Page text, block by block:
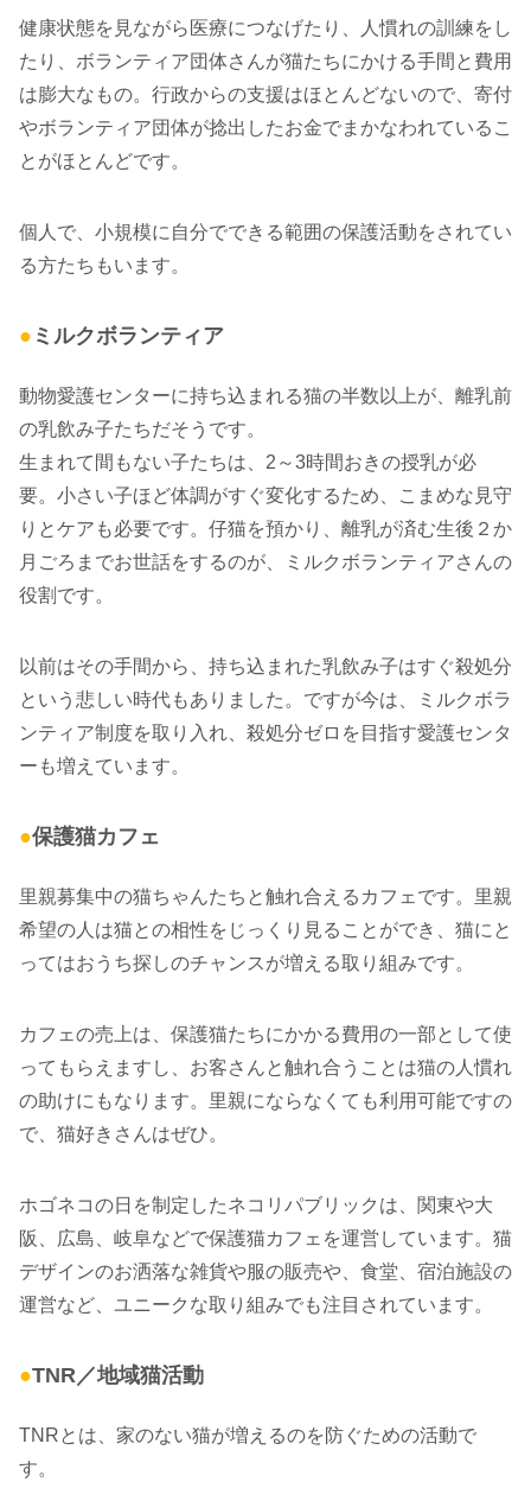
健康状態を見ながら医療につなげたり、人慣れの訓練をし
たり、ボランティア団体さんが猫たちにかける手間と費用
は膨大なもの。行政からの支援はほとんどないので、寄付
やボランティア団体が捻出したお金でまかなわれているこ
とがほとんどです。
個人で、小規模に自分でできる範囲の保護活動をされてい
る方たちもいます。
● ミルクボランティア
動物愛護センターに持ち込まれる猫の半数以上が、離乳前
の乳飲み子たちだそうです。
生まれて間もない子たちは、2～3時間おきの授乳が必
要。小さい子ほど体調がすぐ変化するため、こまめな見守
りとケアも必要です。仔猫を預かり、離乳が済む生後２か
月ごろまでお世話をするのが、ミルクボランティアさんの
役割です。
以前はその手間から、持ち込まれた乳飲み子はすぐ殺処分
という悲しい時代もありました。ですが今は、ミルクボラ
ンティア制度を取り入れ、殺処分ゼロを目指す愛護センタ
ーも増えています。
●保護猫カフェ
里親募集中の猫ちゃんたちと触れ合えるカフェです。里親
希望の人は猫との相性をじっくり見ることができ、猫にと
ってはおうち探しのチャンスが増える取り組みです。
カフェの売上は、保護猫たちにかかる費用の一部として使
ってもらえますし、お客さんと触れ合うことは猫の人慣れ
の助けにもなります。里親にならなくても利用可能ですの
で、猫好きさんはぜひ。
ホゴネコの日を制定したネコリパブリックは、関東や大
阪、広島、岐阜などで保護猫カフェを運営しています。猫
デザインのお洒落な雑貨や服の販売や、食堂、宿泊施設の
運営など、ユニークな取り組みでも注目されています。
●TNR／地域猫活動
TNRとは、家のない猫が増えるのを防ぐための活動で
す。